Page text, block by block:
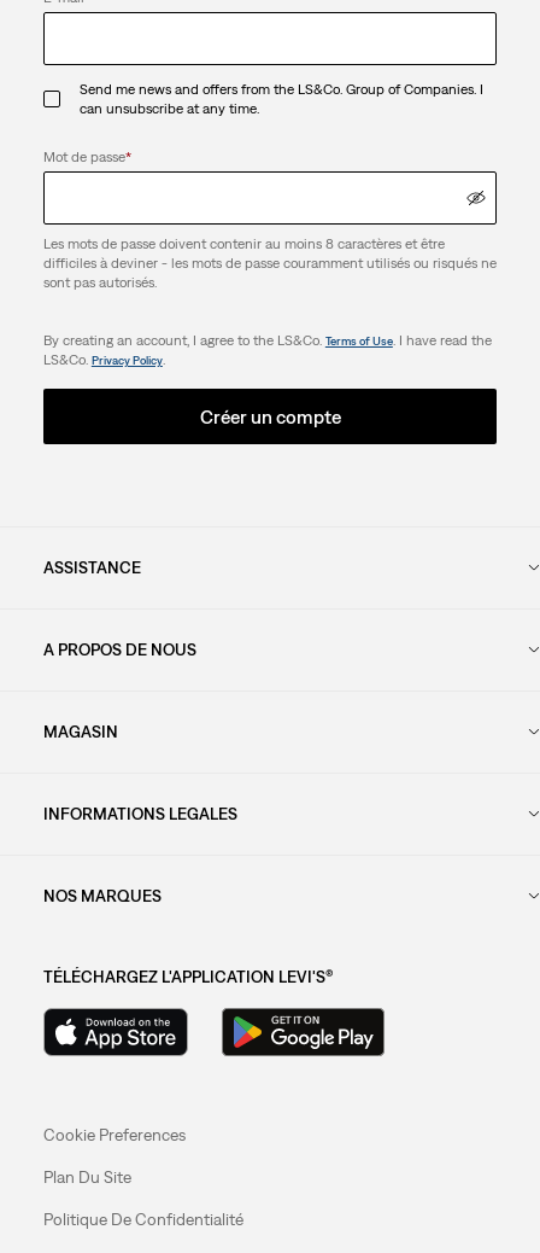
Send me news and offers from the LS&Co. Group of Companies. I
can unsubscribe at any time.
Mot de passe*
Les mots de passe doivent contenir au moins 8 caractères et être
difficiles à deviner - les mots de passe couramment utilisés ou risqués ne
sont pas autorisés.
By creating an account, I agree to the LS&Co. Terms of Use. I have read the
LS&Co. Privacy Policy.
Créer un compte
ASSISTANCE
A PROPOS DE NOUS
MAGASIN
INFORMATIONS LEGALES
NOS MARQUES
TÉLÉCHARGEZ L'APPLICATION LEVI'S®
Cookie Preferences
Plan Du Site
Politique De Confidentialité